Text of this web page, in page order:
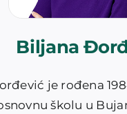
Biljana
je rođena
školu u